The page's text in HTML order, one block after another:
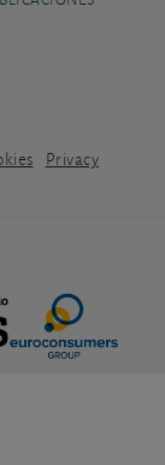
Privacy